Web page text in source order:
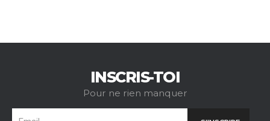
INSCRIS-TOI
Pour ne rien manquer